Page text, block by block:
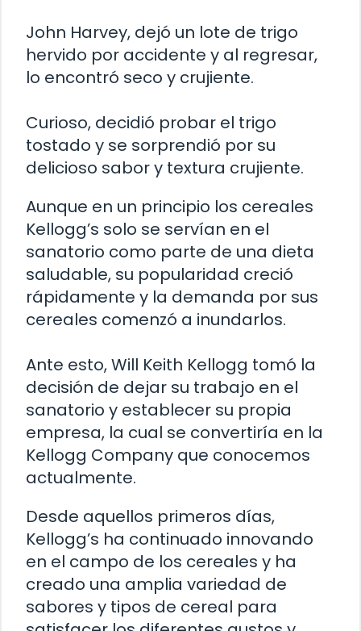
John Harvey, dejó un lote de trigo
hervido por accidente y al regresar,
lo encontró seco y crujiente.
Curioso, decidió probar el trigo
tostado y se sorprendió por su
delicioso sabor y textura crujiente.
Aunque en un principio los cereales
Kellogg’s solo se servían en el
sanatorio como parte de una dieta
saludable, su popularidad creció
rápidamente y la demanda por sus
cereales comenzó a inundarlos.
Ante esto, Will Keith Kellogg tomó la
decisión de dejar su trabajo en el
sanatorio y establecer su propia
empresa, la cual se convertiría en la
Kellogg Company que conocemos
actualmente.
Desde aquellos primeros días,
Kellogg’s ha continuado innovando
en el campo de los cereales y ha
creado una amplia variedad de
sabores y tipos de cereal para